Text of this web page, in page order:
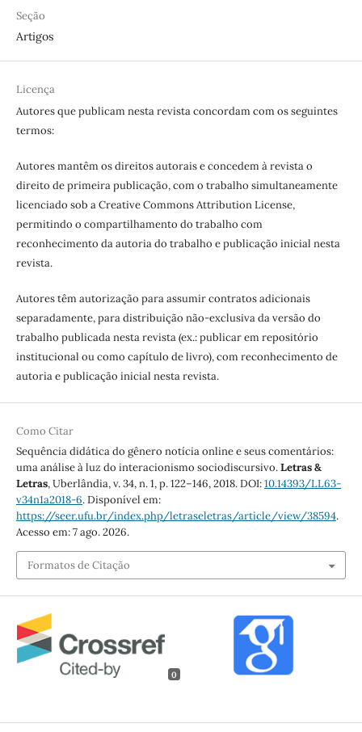
Seção
Artigos
Licença
Autores que publicam nesta revista concordam com os seguintes
termos:
Autores mantêm os direitos autorais e concedem à revista o
direito de primeira publicação, com o trabalho simultaneamente
licenciado sob a Creative Commons Attribution License,
permitindo o compartilhamento do trabalho com
reconhecimento da autoria do trabalho e publicação inicial nesta
revista.
Autores têm autorização para assumir contratos adicionais
separadamente, para distribuição não-exclusiva da versão do
trabalho publicada nesta revista (ex.: publicar em repositório
institucional ou como capítulo de livro), com reconhecimento de
autoria e publicação inicial nesta revista.
Como Citar
Sequência didática do gênero notícia online e seus comentários:
uma análise à luz do interacionismo sociodiscursivo.Letras &
Letras, Uberlândia, v. 34, n. 1, p. 122–146, 2018. DOI:10.14393/LL63-
v34n1a2018-6. Disponível em:
https://seer.ufu.br/index.php/letraseletras/article/view/38594.
Acesso em: 7 ago. 2026.
Formatos de Citação
0